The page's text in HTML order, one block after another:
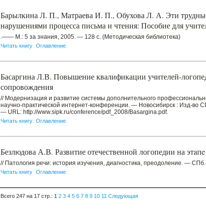
Барылкина Л. П., Матраева И. П., Обухова Л. А. Эти
нарушениями процесса письма и чтения: Пособие для
.—— М.: 5 за знания, 2005. — 128 с. (Методическая библиотека)
Читать книгу Оглавление
Басаргина Л.В. Повышение квалификации учителей-
сопровождения
// Модернизация и развитие системы дополнительного
научно-практической интернет-конференции. — Новосибирск : Изд-
— URL: http://www.sipk.ru/conference/pdf_2008/Basargina.pdf.
Читать книгу Оглавление
Безлюдова А.В. Развитие отечественной логопедии на
// Патология речи: история изучения, диагностика, преодоление. —
Читать книгу Оглавление
Всего 247 на 17 стр.: 1 2 3 4 5 6 7 8 9 10 11 Следующая